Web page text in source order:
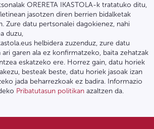
ORERETA IKASTOLA-k tratatuko ditu,
jasotzen diren berrien bidalketak
Zure datu pertsonalei dagokienez, nahi
duzu,
helbidera zuzenduz, zure datu
garen ala ez konfirmatzeko, baita zehatzak
eskatzeko ere. Horrez gain, datu horiek
besteak beste, datu horiek jasoak izan
jada beharrezkoak ez badira. Informazio
Pribatutasun politikan azaltzen da.